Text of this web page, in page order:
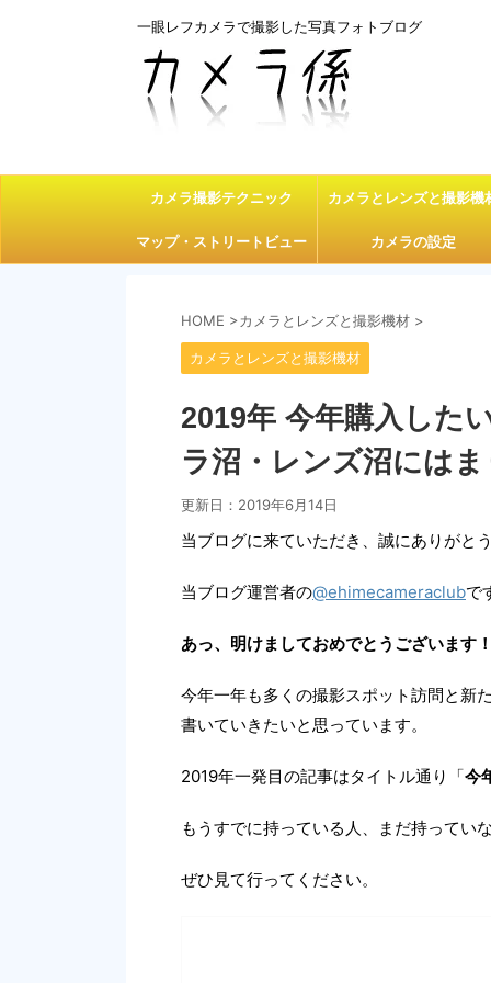
一眼レフカメラで撮影した写真フォトブログ
カメラ撮影テクニック カメラとレンズと撮影機
マップ・ストリートビュー カメラの設定
HOME >カメラとレンズと撮影機材 >
カメラとレンズと撮影機材
2019年 今年購入した
ラ沼・レンズ沼にはま
更新日： 2019年6月14日
当ブログに来ていただき、誠にありがと
当ブログ運営者の@ehimecameraclubで
あっ、明けましておめでとうございます
今年一年も多くの撮影スポット訪問と新
書いていきたいと思っています。
2019年一発目の記事はタイトル通り「今
もうすでに持っている人、まだ持ってい
ぜひ見て行ってください。